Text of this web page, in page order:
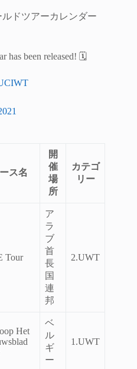
ドツアーカレンダー
has been released! 🗓
ス名
開
催
場
所
カテゴ
リー
Tour
ア
ラ
ブ
首
長
国
連
邦
2.UWT
Het
ベ
ル
ギ
ー
1.UWT